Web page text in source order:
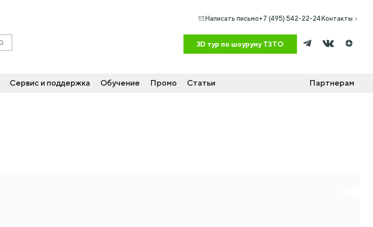
Написать письмо+7 (495) 542-22-24 Контакты
Сервис и поддержка Обучение Промо Статьи Партнерам